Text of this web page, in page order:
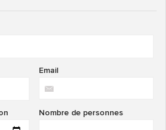
Email
Nombre de personnes